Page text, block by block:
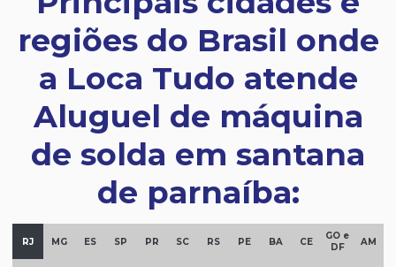
regiões do Brasil onde
a Loca Tudo atende
Aluguel de máquina
de solda em santana
de parnaíba:
RJ MG ES SP PR SC RS PE BA CE
GO e
DF
AM